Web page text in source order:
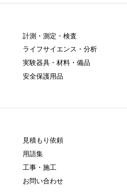
計測・測定・検査
ライフサイエンス・分析
実験器具・材料・備品
安全保護用品
見積もり依頼
用語集
工事・施工
お問い合わせ